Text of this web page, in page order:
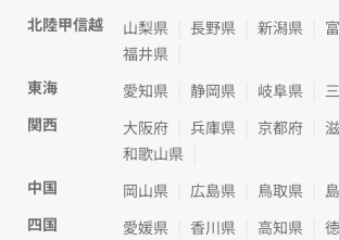
北陸甲信越
山梨県 長野県 新潟県
福井県
東海
愛知県 静岡県 岐阜県
関西
大阪府 兵庫県 京都府
和歌山県
中国
岡山県 広島県 鳥取県
四国
愛媛県 香川県 高知県